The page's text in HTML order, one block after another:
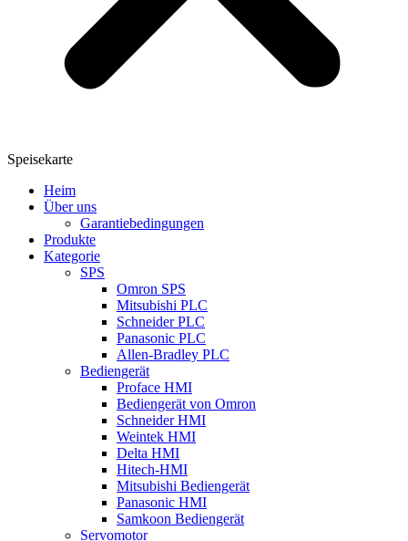
Speisekarte
Heim
Über uns
Garantiebedingungen
Produkte
Kategorie
SPS
Omron SPS
Mitsubishi PLC
Schneider PLC
Panasonic PLC
Allen-Bradley PLC
Bediengerät
Proface HMI
Bediengerät von Omron
Schneider HMI
Weintek HMI
Delta HMI
Hitech-HMI
Mitsubishi Bediengerät
Panasonic HMI
Samkoon Bediengerät
Servomotor